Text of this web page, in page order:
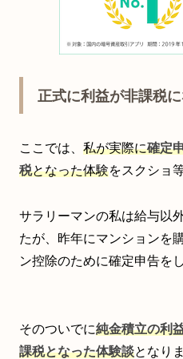
正式に利益が非課税に
ここでは、 私が実際に確定
税となった体験をスクショ
サラリーマンの私は給与以
たが、昨年にマンションを
ン控除のために確定申告を
そのついでに純金積立の利
課税となった体験談となり